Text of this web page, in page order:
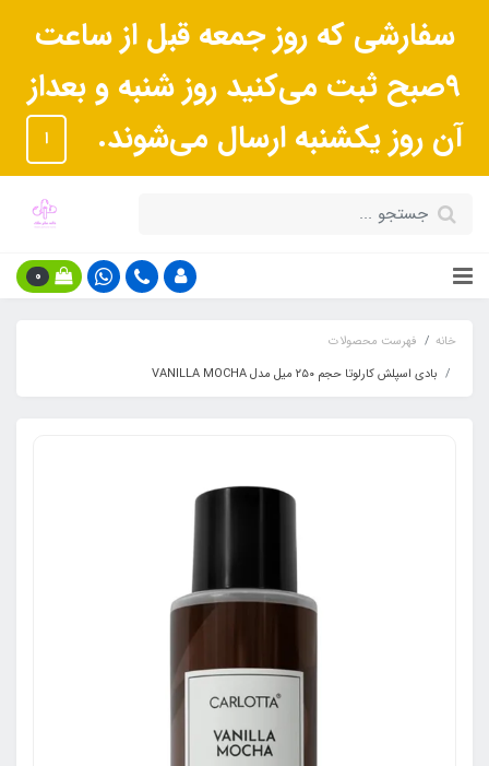
سفارشی که روز جمعه قبل از ساعت
9صبح ثبت می‌کنید روز شنبه و بعداز
آن روز یکشنبه ارسال می‌شوند.
ا
0
خانه
فهرست محصولات
بادی اسپلش کارلوتا حجم ٢۵٠ میل مدل VANILLA MOCHA